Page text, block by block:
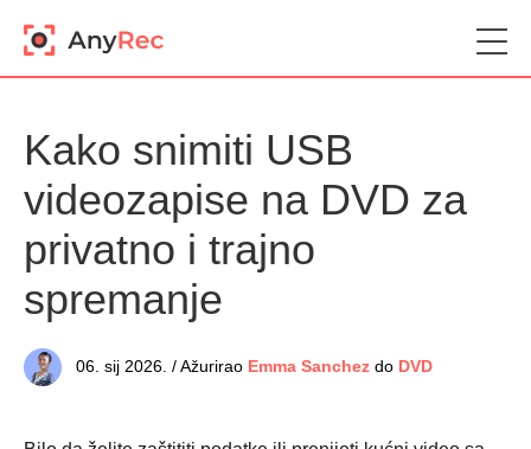
Kako snimiti USB
videozapise na DVD za
privatno i trajno
spremanje
06. sij 2026. / Ažurirao Emma Sanchez do DVD